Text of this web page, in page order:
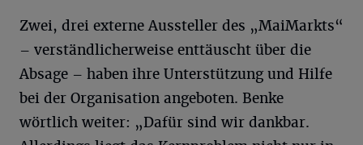
Zwei, drei externe Aussteller des „MaiMarkts“
– verständlicherweise enttäuscht über die
Absage – haben ihre Unterstützung und Hilfe
bei der Organisation angeboten. Benke
wörtlich weiter: „Dafür sind wir dankbar.